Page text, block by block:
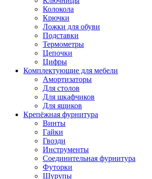
Колокола
Крючки
Ложки для обуви
Подставки
Термометры
Цепочки
Цифры
Комплектующие для мебели
Амортизаторы
Для столов
Для шкафчиков
Для ящиков
Крепёжная фурнитура
Винты
Гайки
Гвозди
Инструменты
Соединительная фурнитура
Футорки
Шурупы